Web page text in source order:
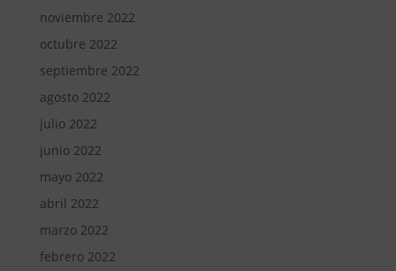
noviembre 2022
octubre 2022
septiembre 2022
agosto 2022
julio 2022
junio 2022
mayo 2022
abril 2022
marzo 2022
febrero 2022